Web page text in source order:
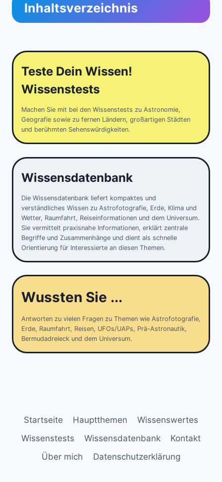
Inhaltsverzeichnis
Teste Dein Wissen!
Wissenstests
Machen Sie mit bei den Wissenstests zu Astronomie,
Geografie sowie zu fernen Ländern, großartigen Städten
und berühmten Sehenswürdigkeiten.
Wissensdatenbank
Die Wissensdatenbank liefert kompaktes und
verständliches Wissen zu Astrofotografie, Erde, Klima und
Wetter, Raumfahrt, Reiseinformationen und dem Universum.
Sie vermittelt praxisnahe Informationen, erklärt zentrale
Begriffe und Zusammenhänge und dient als schnelle
Orientierung für Interessierte an diesen Themen.
Wussten Sie ...
Antworten zu vielen Fragen zu Themen wie Astrofotografie,
Erde, Raumfahrt, Reisen, UFOs/UAPs, Prä-Astronautik,
Bermudadreieck und dem Universum.
Startseite Hauptthemen
Wissenswertes
Wissenstests
Wissensdatenbank
Kontakt
Über mich
Datenschutzerklärung